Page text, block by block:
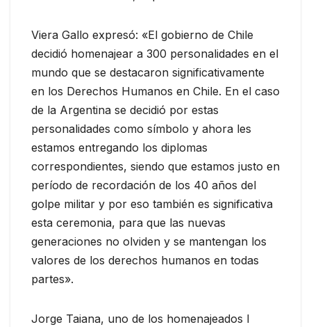
Viera Gallo expresó: «El gobierno de Chile
decidió homenajear a 300 personalidades en el
mundo que se destacaron significativamente
en los Derechos Humanos en Chile. En el caso
de la Argentina se decidió por estas
personalidades como símbolo y ahora les
estamos entregando los diplomas
correspondientes, siendo que estamos justo en
período de recordación de los 40 años del
golpe militar y por eso también es significativa
esta ceremonia, para que las nuevas
generaciones no olviden y se mantengan los
valores de los derechos humanos en todas
partes».
Jorge Taiana, uno de los homenajeados l